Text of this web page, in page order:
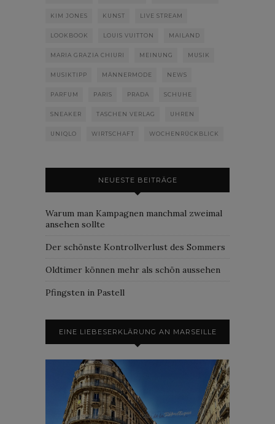
KIM JONES KUNST LIVE STREAM
LOOKBOOK LOUIS VUITTON MAILAND
MARIA GRAZIA CHIURI MEINUNG MUSIK
MUSIKTIPP MÄNNERMODE NEWS
PARFUM PARIS PRADA SCHUHE
SNEAKER TASCHEN VERLAG UHREN
UNIQLO WIRTSCHAFT WOCHENRÜCKBLICK
NEUESTE BEITRÄGE
Warum man Kampagnen manchmal zweimal
ansehen sollte
Der schönste Kontrollverlust des Sommers
Oldtimer können mehr als schön aussehen
Pfingsten in Pastell
EINE LIEBESERKLÄRUNG AN MARSEILLE